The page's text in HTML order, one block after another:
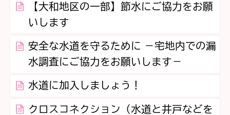
【大和地区の一部】節水にご協力をお願
いします
安全な水道を守るために －宅地内での漏
水調査にご協力をお願いします－
水道に加入しましょう！
クロスコネクション（水道と井戸などを